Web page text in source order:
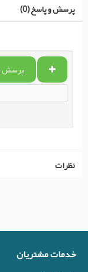
پرسش و پاسخ (0)
پرسش
نظرات
خدمات مشتریان